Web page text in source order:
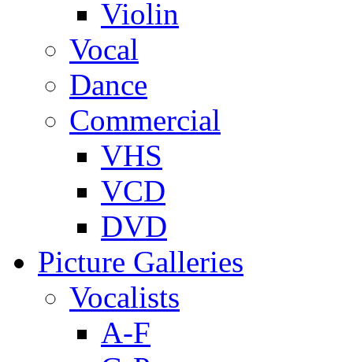
Violin
Vocal
Dance
Commercial
VHS
VCD
DVD
Picture Galleries
Vocalists
A-F